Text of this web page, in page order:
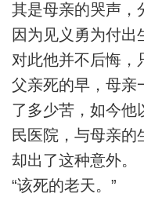
其是母亲的哭声，
因为见义勇为付出
对此他并不后悔，
父亲死的早，母亲
了多少苦，如今他
民医院，与母亲的
却出了这种意外。
“该死的老天。”